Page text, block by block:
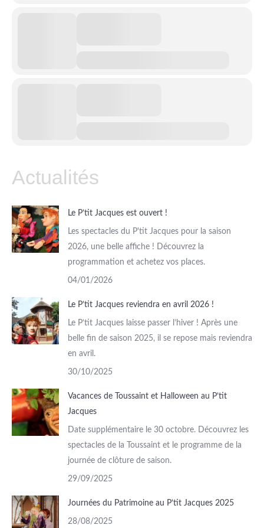
Actualités
Le P’tit Jacques est ouvert !
Les spectacles du P'tit Jacques pour la saison
2026, une belle affiche ! Découvrez la
programmation et achetez vos places.
04/01/2026
Le P’tit Jacques reviendra en avril 2026 !
Le P’tit Jacques laisse passer l’hiver ! Après une
belle fin de saison 2025, il se repose mais reviendra
en avril.
30/10/2025
Vacances de Toussaint et Halloween au P’tit
Jacques
Date supplémentaire le 30 octobre. Découvrez les
spectacles de la Toussaint et le programme de la
journée de clôture de saison.
29/09/2025
Journées du Patrimoine au P’tit Jacques 2025
28/08/2025